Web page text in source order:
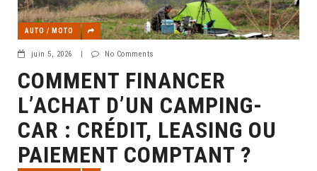
AUTO / MOTO
juin 5, 2026 | No Comments
COMMENT FINANCER
L’ACHAT D’UN CAMPING-
CAR : CRÉDIT, LEASING OU
PAIEMENT COMPTANT ?